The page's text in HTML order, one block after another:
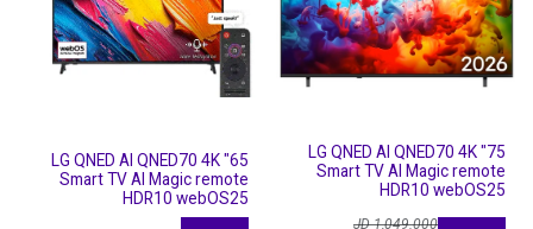
75" LG QNED AI QNED70 4K
Smart TV AI Magic remote
HDR10 webOS25
1,049.000
JD
65" LG QNED AI QNED70 4K
Smart TV AI Magic remote
HDR10 webOS25